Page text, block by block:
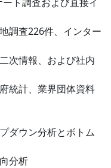
調査226件、インター
次情報、および社内
統計、業界団体資料
ダウン分析とボトム
分析